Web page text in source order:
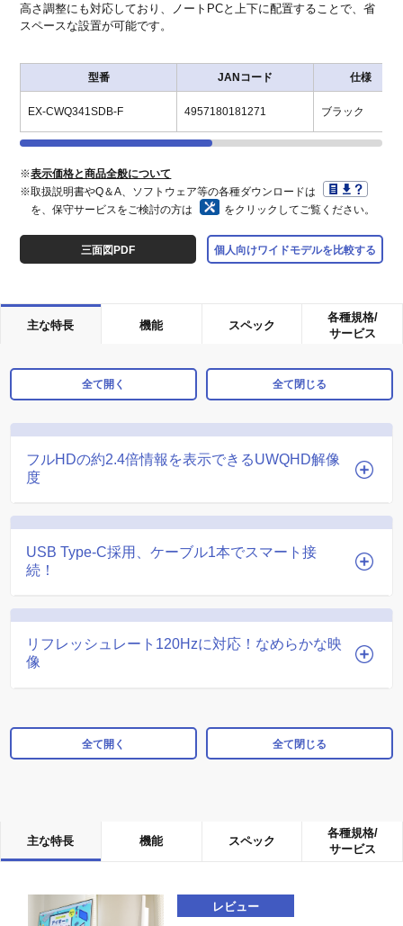
高さ調整にも対応しており、ノートPCと上下に配置することで、省
スペースな設置が可能です。
型番 JANコード 仕様
EX-CWQ341SDB-F 4957180181271 ブラック
※表示価格と商品全般について
※取扱説明書やQ＆A、ソフトウェア等の各種ダウンロードは
を、保守サービスをご検討の方は
をクリックしてご覧ください。
三面図PDF 個人向けワイドモデルを比較する
主な特長 機能 スペック
各種規格/
サービス
全て開く 全て閉じる
フルHDの約2.4倍情報を表示できるUWQHD解像
度
USB Type-C採用、ケーブル1本でスマート接
続！
リフレッシュレート120Hzに対応！なめらかな映
像
全て開く 全て閉じる
主な特長 機能 スペック
各種規格/
サービス
レビュー